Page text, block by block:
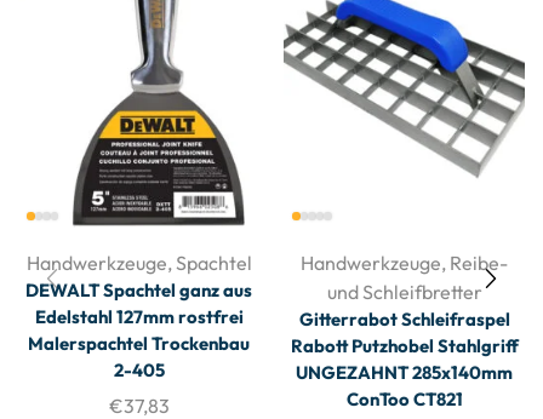
Handwerkzeuge, Spachtel
DEWALT Spachtel ganz aus
Edelstahl 127mm rostfrei
Malerspachtel Trockenbau
2-405
€37,83
Handwerkzeuge, Reibe-
und Schleifbretter
Gitterrabot Schleifraspel
Rabott Putzhobel Stahlgriff
UNGEZAHNT 285x140mm
ConToo CT821